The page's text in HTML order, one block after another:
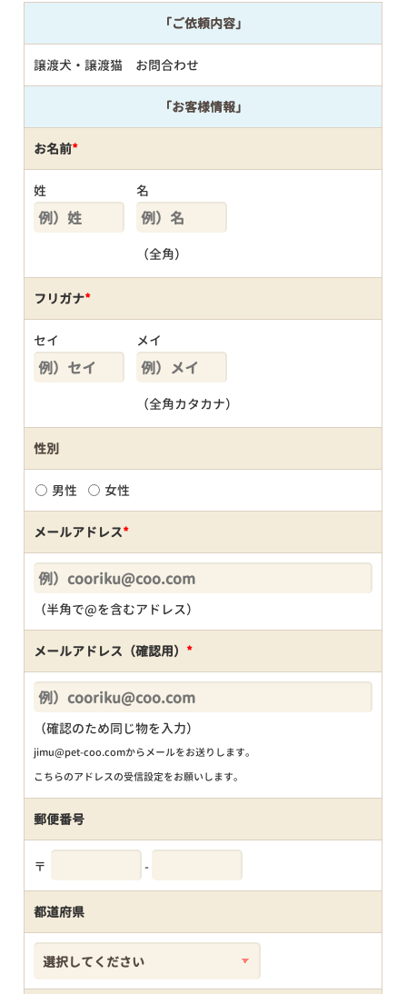
「ご依頼内容」
譲渡犬・譲渡猫 お問合わせ
「お客様情報」
お名前*
姓 名
（全角）
フリガナ*
セイ メイ
（全角カタカナ）
性別
男性 女性
メールアドレス*
（半角で@を含むアドレス）
メールアドレス（確認用） *
（確認のため同じ物を入力）
jimu@pet-coo.comからメールをお送りします。
こちらのアドレスの受信設定をお願いします。
郵便番号
〒 -
都道府県